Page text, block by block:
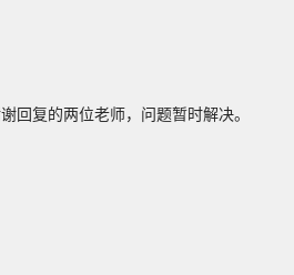
回复的两位老师，问题暂时解决。